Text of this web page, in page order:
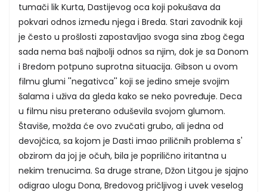
tumači lik Kurta, Dastijevog oca koji pokušava da
pokvari odnos između njega i Breda. Stari zavodnik koji
je često u prošlosti zapostavljao svoga sina zbog čega
sada nema baš najbolji odnos sa njim, dok je sa Donom
i Bredom potpuno suprotna situacija. Gibson u ovom
filmu glumi ''negativca'' koji se jedino smeje svojim
šalama i uživa da gleda kako se neko povređuje. Deca
u filmu nisu preterano oduševila svojom glumom.
Štaviše, možda će ovo zvučati grubo, ali jedna od
devojčica, sa kojom je Dasti imao priličnih problema s'
obzirom da joj je očuh, bila je poprilično iritantna u
nekim trenucima. Sa druge strane, Džon Litgou je sjajno
odigrao ulogu Dona, Bredovog pričljivog i uvek veselog